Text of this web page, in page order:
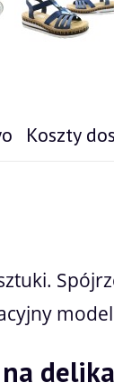
Koszty
na